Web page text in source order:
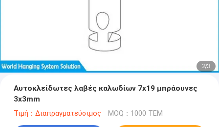
2/3
Αυτοκλείδωτες λαβές καλωδίων 7x19 μπράουνες
3x3mm
Τιμή：Διαπραγματεύσιμος MOQ：1000 ΤΕΜ